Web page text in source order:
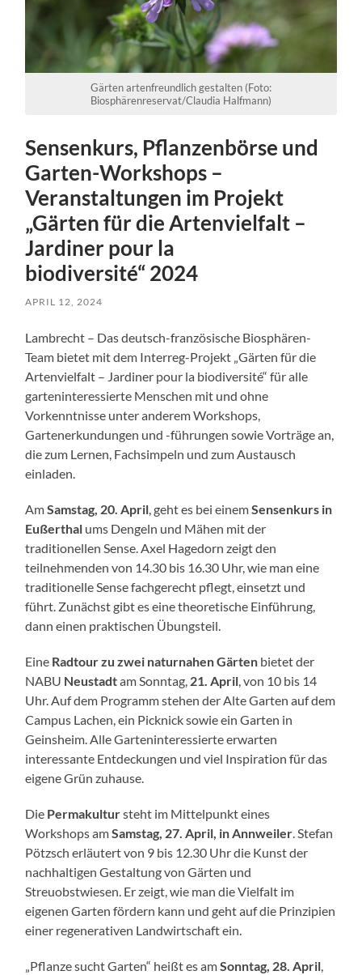
Gärten artenfreundlich gestalten (Foto:
Biosphärenreservat/Claudia Halfmann)
Sensenkurs, Pflanzenbörse und
Garten-Workshops –
Veranstaltungen im Projekt
„Gärten für die Artenvielfalt –
Jardiner pour la
biodiversité“ 2024
APRIL 12, 2024
Lambrecht – Das deutsch-französische Biosphären-
Team bietet mit dem Interreg-Projekt „Gärten für die
Artenvielfalt – Jardiner pour la biodiversité“ für alle
garteninteressierte Menschen mit und ohne
Vorkenntnisse unter anderem Workshops,
Gartenerkundungen und -führungen sowie Vorträge an,
die zum Lernen, Fachsimpeln und zum Austausch
einladen.
AmSamstag, 20. April, geht es bei einemSensenkurs in
Eußerthal ums Dengeln und Mähen mit der
traditionellen Sense. Axel Hagedorn zeigt den
teilnehmenden von 14.30 bis 16.30 Uhr, wie man eine
traditionelle Sense fachgerecht pflegt, einsetzt und
führt. Zunächst gibt es eine theoretische Einführung,
dann einen praktischen Übungsteil.
Eine Radtour zu zwei naturnahen Gärten bietet der
NABU Neustadtam Sonntag, 21. April, von 10 bis 14
Uhr. Auf dem Programm stehen der Alte Garten auf dem
Campus Lachen, ein Picknick sowie ein Garten in
Geinsheim. Alle Garteninteressierte erwarten
interessante Entdeckungen und viel Inspiration für das
eigene Grün zuhause.
Die Permakultursteht im Mittelpunkt eines
Workshops amSamstag, 27. April, in Annweiler. Stefan
Pötzsch erläutert von 9 bis 12.30 Uhr die Kunst der
nachhaltigen Gestaltung von Gärten und
Streuobstwiesen. Er zeigt, wie man die Vielfalt im
eigenen Garten fördern kann und geht auf die Prinzipien
einer regenerativen Landwirtschaft ein.
„Pflanze sucht Garten“ heißt es amSonntag, 28. April,